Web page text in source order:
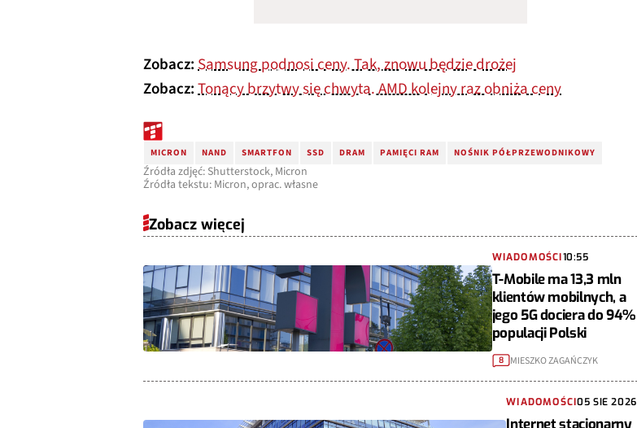
Zobacz:Samsung podnosi ceny. Tak, znowu będzie drożej
Zobacz:Tonący brzytwy się chwyta. AMD kolejny raz obniża ceny
MICRON NAND SMARTFON SSD DRAM PAMIĘCI RAM NOŚNIK PÓŁPRZEWODNIKOWY
Źródła zdjęć: Shutterstock, Micron
Źródła tekstu: Micron, oprac. własne
Zobacz więcej
WIADOMOŚCI10:55
T-Mobile ma 13,3 mln
klientów mobilnych, a
jego 5G dociera do 94%
populacji Polski
8 MIESZKO ZAGAŃCZYK
WIADOMOŚCI05 SIE 2026